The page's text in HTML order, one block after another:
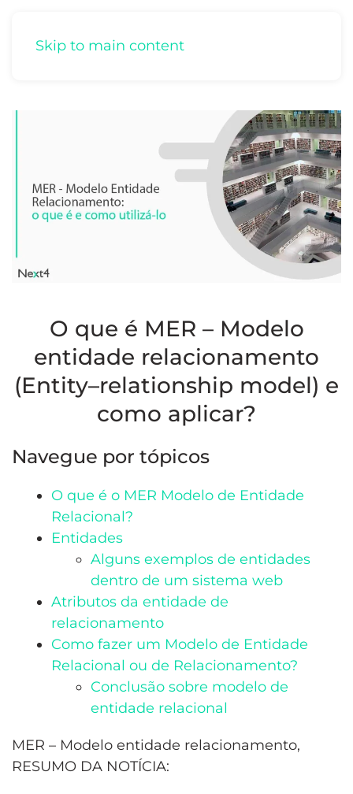
Skip to main content
O que é MER – Modelo
entidade relacionamento
(Entity–relationship model) e
como aplicar?
Navegue por tópicos
O que é o MER Modelo de Entidade
Relacional?
Entidades
Alguns exemplos de entidades
dentro de um sistema web
Atributos da entidade de
relacionamento
Como fazer um Modelo de Entidade
Relacional ou de Relacionamento?
Conclusão sobre modelo de
entidade relacional
MER – Modelo entidade relacionamento,
RESUMO DA NOTÍCIA: